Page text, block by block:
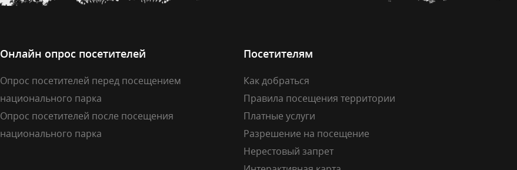
Онлайн опрос посетителей
Опрос посетителей перед посещением
национального парка
Опрос посетителей после посещения
национального парка
Посетителям
Как добраться
Правила посещения территории
Платные услуги
Разрешение на посещение
Нерестовый запрет